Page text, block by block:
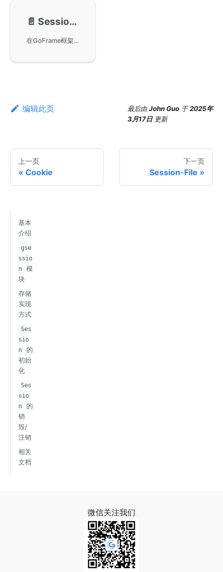
📄️ Session-Storage接口开发
在GoFrame框架中使用gsession组件进行Session-Storage接口开发。通过组件内置的Storage实现，可以满足大部分业务场景的需求。开发者还可以根据特定情况，自定义Session存储。文中详细描述了Storage接口的定义及调用时机，为提高Session性能，建议使用gmap容器类型。本指南将帮助开发者更好地实现和优化存储接口。
编辑此页 最后由John Guo 于2025年
3月17日 更新
上一页
Cookie
下一页
Session-File
基本
介绍
gse
ssio
n
模
块
存储
实现
方式
Ses
sio
n
的
初始
化
Ses
sio
n
的
销
毁/
注销
相关
文档
微信关注我们